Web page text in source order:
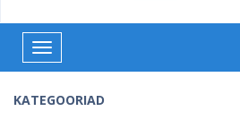
Toggle
navigation
KATEGOORIAD